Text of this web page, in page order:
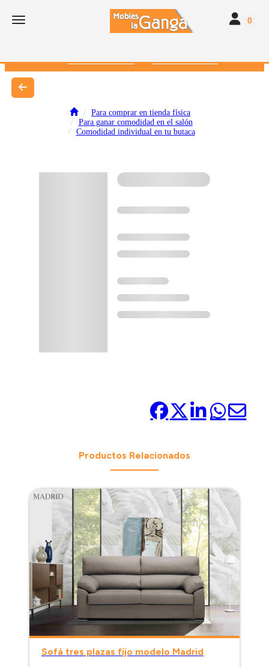
Toggle navigation Toggle
0
Para comprar en tienda física
Para ganar comodidad en el salón
Comodidad individual en tu butaca
Productos Relacionados
Sofá tres plazas fijo modelo Madrid